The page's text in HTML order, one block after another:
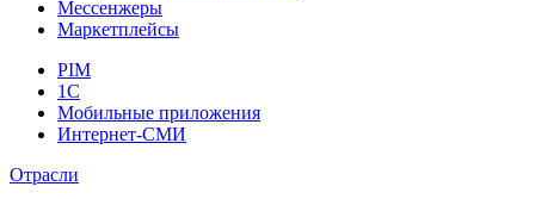
Мессенжеры
Маркетплейсы
PIM
1C
Мобильные приложения
Интернет-СМИ
Отрасли